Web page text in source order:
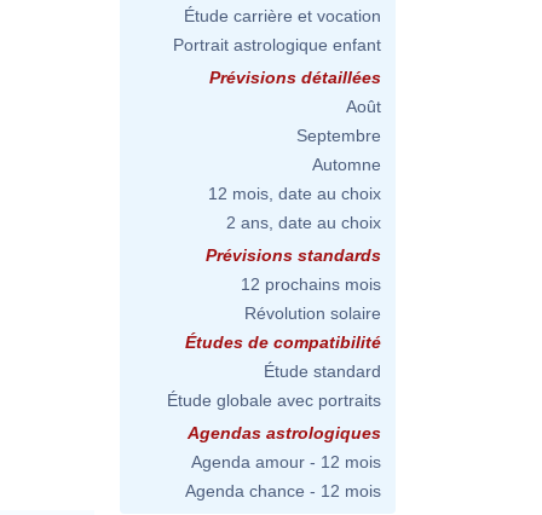
Étude carrière et vocation
Portrait astrologique enfant
Prévisions détaillées
Août
Septembre
Automne
12 mois, date au choix
2 ans, date au choix
Prévisions standards
12 prochains mois
Révolution solaire
Études de compatibilité
Étude standard
Étude globale avec portraits
Agendas astrologiques
Agenda amour - 12 mois
Agenda chance - 12 mois